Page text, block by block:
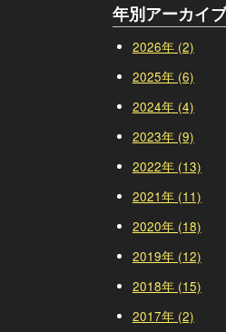
年別アーカイブ
2026年 (2)
2025年 (6)
2024年 (4)
2023年 (9)
2022年 (13)
2021年 (11)
2020年 (18)
2019年 (12)
2018年 (15)
2017年 (2)